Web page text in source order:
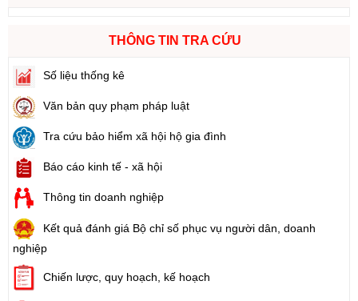
THÔNG TIN TRA CỨU
Số liệu thống kê
Văn bản quy phạm pháp luật
Tra cứu bảo hiểm xã hội hộ gia đình
Báo cáo kinh tế - xã hội
Thông tin doanh nghiệp
Kết quả đánh giá Bộ chỉ số phục vụ người dân, doanh
nghiệp
Chiến lược, quy hoạch, kế hoạch